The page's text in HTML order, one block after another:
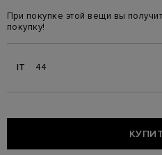
При покупке этой вещи вы
покупку!
IT 44